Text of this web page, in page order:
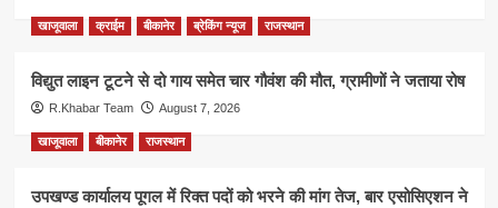
खाजूवाला क्राईम बीकानेर ब्रेकिंग न्यूज राजस्थान
विद्युत लाइन टूटने से दो गाय समेत चार गौवंश की मौत, ग्रामीणों ने जताया रोष
R.Khabar Team August 7, 2026
खाजूवाला बीकानेर राजस्थान
उपखण्ड कार्यालय पूगल में रिक्त पदों को भरने की मांग तेज, बार एसोसिएशन ने